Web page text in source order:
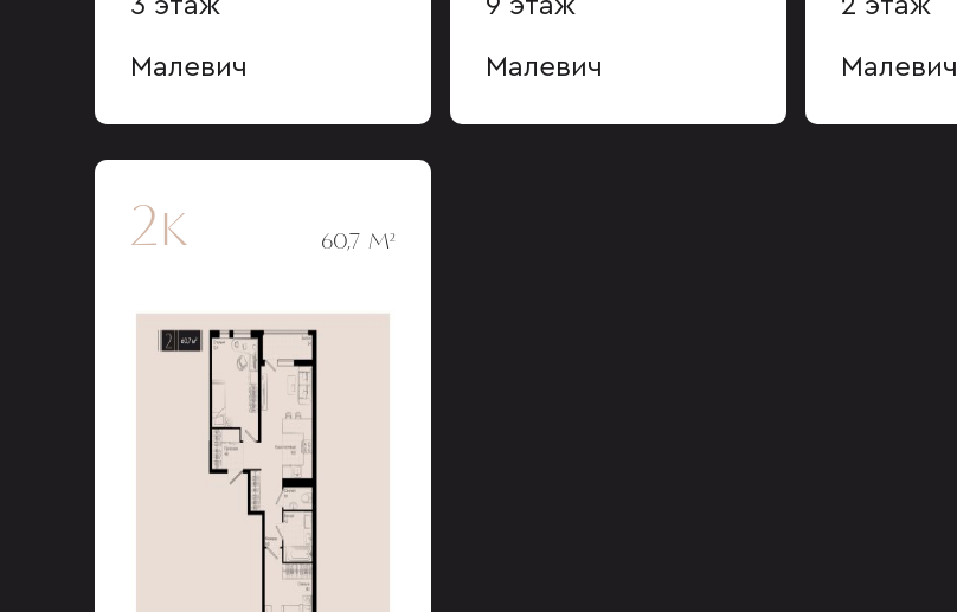
3 этаж
Малевич
9 этаж
Малевич
2 этаж
Малевич
2к 60,7 М²